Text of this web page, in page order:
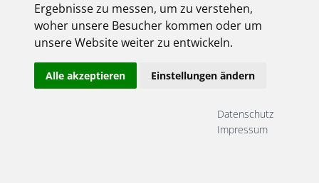
Ergebnisse zu messen, um zu verstehen,
woher unsere Besucher kommen oder um
unsere Website weiter zu entwickeln.
Alle akzeptieren Einstellungen ändern
Datenschutz
Impressum